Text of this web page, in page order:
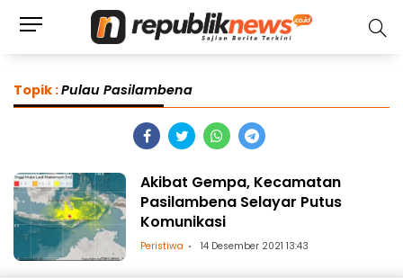
Topik :Pulau Pasilambena
Akibat Gempa, Kecamatan
Pasilambena Selayar Putus
Komunikasi
Peristiwa 14 Desember 2021 13:43